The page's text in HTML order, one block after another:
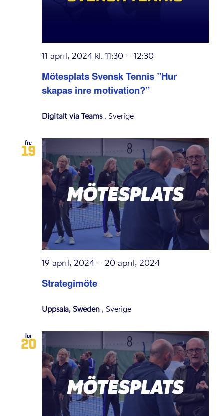
Mötesplats Svensk Tennis ”Hur
skapas inre motivation?”
11 april, 2024 kl. 11:30 – 12:30
Digitalt via Teams, Sverige
fre
19
Strategimöte
19 april, 2024 – 20 april, 2024
Uppsala, Sweden , Sverige
lör
20